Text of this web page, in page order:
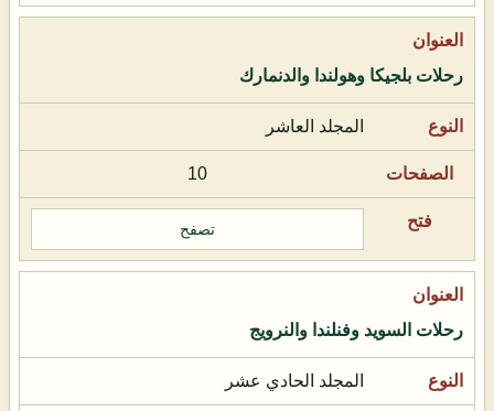
رحلات بلجيكا وهولندا والدنمارك
المجلد العاشر
10
تصفح
رحلات السويد وفنلندا والنرويج
المجلد الحادي عشر